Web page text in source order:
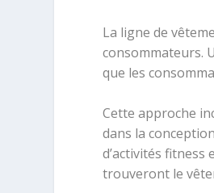
La ligne de
consommateurs.
que les
Cette approche
dans la
d’activités
trouveront le